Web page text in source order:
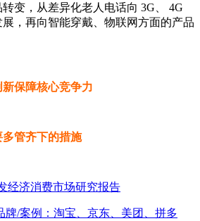
变，从差异化老人电话向 3G、 4G
，再向智能穿戴、物联网方面的产品
保障核心竞争力
管齐下的措施
经济消费市场研究报告
牌/案例：淘宝、京东、美团、拼多